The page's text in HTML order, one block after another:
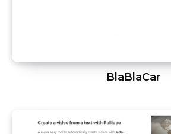
BlaBlaCar